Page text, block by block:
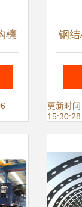
檩 钢
量
型表
更新时
15:30:28